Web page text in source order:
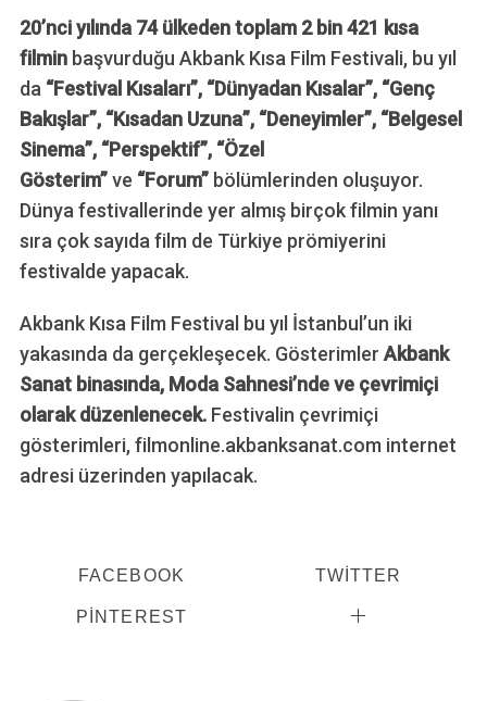
20’nci yılında 74 ülkeden toplam 2 bin 421 kısa
filminbaşvurduğu Akbank Kısa Film Festivali, bu yıl
da “Festival Kısaları”, “Dünyadan Kısalar”, “Genç
Bakışlar”, “Kısadan Uzuna”, “Deneyimler”, “Belgesel
Sinema”, “Perspektif”, “Özel
Gösterim”ve “Forum” bölümlerinden oluşuyor.
Dünya festivallerinde yer almış birçok filmin yanı
sıra çok sayıda film de Türkiye prömiyerini
festivalde yapacak.
Akbank Kısa Film Festival bu yıl İstanbul’un iki
yakasında da gerçekleşecek. GösterimlerAkbank
Sanat binasında, Moda Sahnesi’nde ve çevrimiçi
olarak düzenlenecek.Festivalin çevrimiçi
gösterimleri, filmonline.akbanksanat.com internet
adresi üzerinden yapılacak.
FACEBOOK TWITTER
PINTEREST